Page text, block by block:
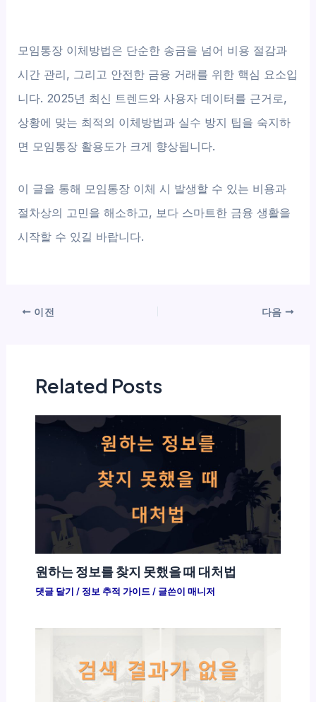
모임통장 이체방법은 단순한 송금을 넘어 비용 절감과
시간 관리, 그리고 안전한 금융 거래를 위한 핵심 요소입
니다. 2025년 최신 트렌드와 사용자 데이터를 근거로,
상황에 맞는 최적의 이체방법과 실수 방지 팁을 숙지하
면 모임통장 활용도가 크게 향상됩니다.
이 글을 통해 모임통장 이체 시 발생할 수 있는 비용과
절차상의 고민을 해소하고, 보다 스마트한 금융 생활을
시작할 수 있길 바랍니다.
이전 다음
Related Posts
원하는 정보를 찾지 못했을 때 대처법
댓글 달기 / 정보 추적 가이드/ 글쓴이 매니저